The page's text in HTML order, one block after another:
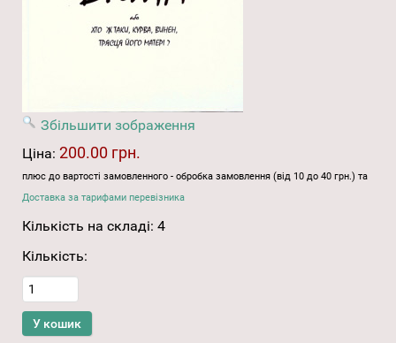
Збільшити зображення
Ціна: 200.00 грн.
плюс до вартості замовленного - обробка замовлення (від 10 до 40 грн.) та
Доставка за тарифами перевізника
Кількість на складі: 4
Кількість: